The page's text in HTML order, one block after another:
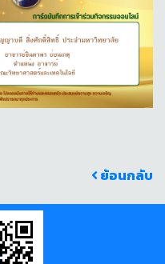
ย้อนกลับ